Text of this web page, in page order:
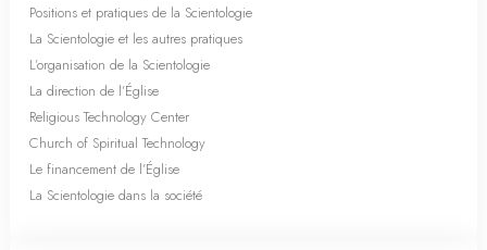
Positions et pratiques de la Scientologie
La Scientologie et les autres pratiques
L’organisation de la Scientologie
La direction de l’Église
Religious Technology Center
Church of Spiritual Technology
Le financement de l’Église
La Scientologie dans la société